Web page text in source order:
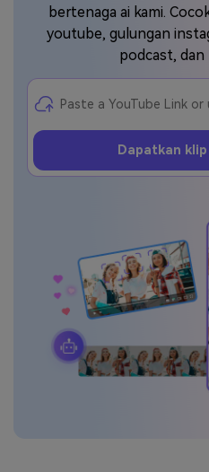
Model AI yang Didukung
Editor Gambar AI
Editor Audio AI
Find More Solutions >>
Efek Foto
Panduan Pengguna
Postingan Terbaru
Jelajahi Lebih Banyak >>
bertenaga ai kami.
youtube, gulungan
podcast, dan
Dapatkan